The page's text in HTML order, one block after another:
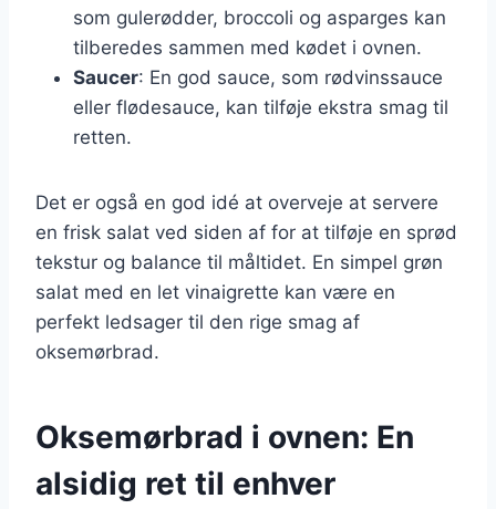
som gulerødder, broccoli og asparges kan
tilberedes sammen med kødet i ovnen.
Saucer: En god sauce, som rødvinssauce
eller flødesauce, kan tilføje ekstra smag til
retten.
Det er også en god idé at overveje at servere
en frisk salat ved siden af for at tilføje en sprød
tekstur og balance til måltidet. En simpel grøn
salat med en let vinaigrette kan være en
perfekt ledsager til den rige smag af
oksemørbrad.
Oksemørbrad i ovnen: En
alsidig ret til enhver